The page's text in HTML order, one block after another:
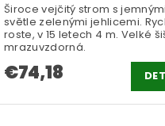
Široce vejčitý strom s jemnými
světle zelenými jehlicemi.
roste, v 15 letech 4 m. Velké
mrazuvzdorná.
€74,18